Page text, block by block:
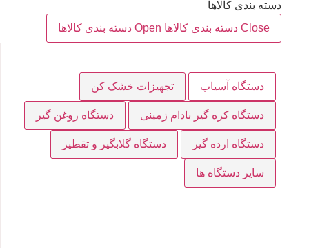
دسته بندی کالاها
Close دسته بندی کالاها
Open دسته بندی کالاها
دستگاه آسیاب تجهیزات خشک کن
دستگاه کره گیر بادام زمینی دستگاه روغن گیر
دستگاه ارده گیر دستگاه گلابگیر و تقطیر
سایر دستگاه ها